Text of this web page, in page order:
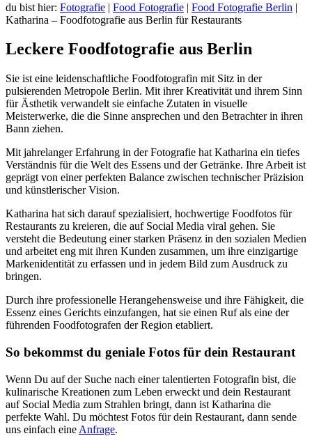
du bist hier: Fotografie | Food Fotografie | Food Fotografie Berlin |
Katharina – Foodfotografie aus Berlin für Restaurants
Leckere Foodfotografie aus Berlin
Sie ist eine leidenschaftliche Foodfotografin mit Sitz in der
pulsierenden Metropole Berlin. Mit ihrer Kreativität und ihrem Sinn
für Ästhetik verwandelt sie einfache Zutaten in visuelle
Meisterwerke, die die Sinne ansprechen und den Betrachter in ihren
Bann ziehen.
Mit jahrelanger Erfahrung in der Fotografie hat Katharina ein tiefes
Verständnis für die Welt des Essens und der Getränke. Ihre Arbeit ist
geprägt von einer perfekten Balance zwischen technischer Präzision
und künstlerischer Vision.
Katharina hat sich darauf spezialisiert, hochwertige Foodfotos für
Restaurants zu kreieren, die auf Social Media viral gehen. Sie
versteht die Bedeutung einer starken Präsenz in den sozialen Medien
und arbeitet eng mit ihren Kunden zusammen, um ihre einzigartige
Markenidentität zu erfassen und in jedem Bild zum Ausdruck zu
bringen.
Durch ihre professionelle Herangehensweise und ihre Fähigkeit, die
Essenz eines Gerichts einzufangen, hat sie einen Ruf als eine der
führenden Foodfotografen der Region etabliert.
So bekommst du geniale Fotos für dein Restaurant
Wenn Du auf der Suche nach einer talentierten Fotografin bist, die
kulinarische Kreationen zum Leben erweckt und dein Restaurant
auf Social Media zum Strahlen bringt, dann ist Katharina die
perfekte Wahl. Du möchtest Fotos für dein Restaurant, dann sende
uns einfach eine Anfrage.